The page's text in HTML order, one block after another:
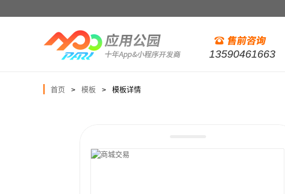
13590461663
首页 > 模板 > 模板详情